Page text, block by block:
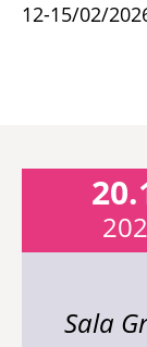
12-15/02/
Sala